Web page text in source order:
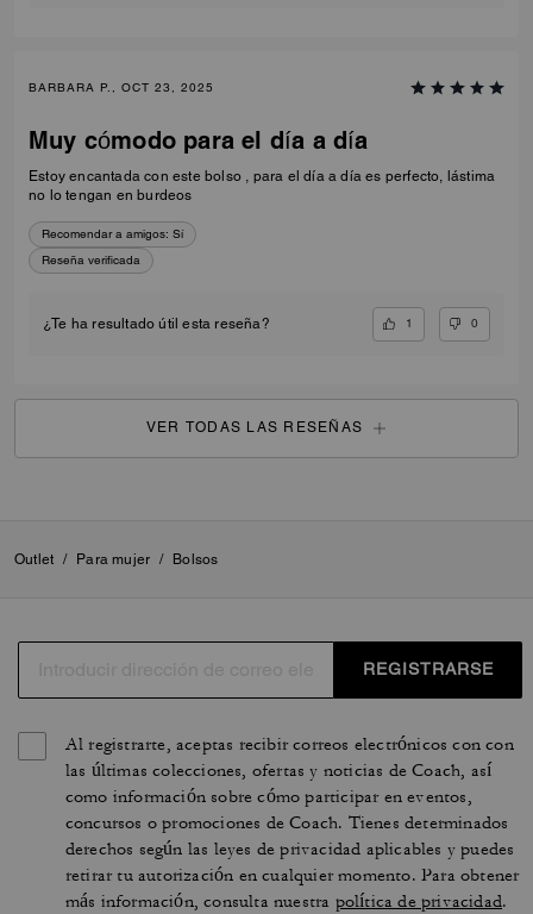
BARBARA P., OCT 23, 2025
Muy cómodo para el día a día
Estoy encantada con este bolso , para el día a día es perfecto, lástima
no lo tengan en burdeos
Recomendar a amigos: Sí
Reseña verificada
¿Te ha resultado útil esta reseña? 1 0
VER TODAS LAS RESEÑAS
Outlet / Para mujer / Bolsos
REGISTRARSE
Al registrarte, aceptas recibir correos electrónicos con con
las últimas colecciones, ofertas y noticias de Coach, así
como información sobre cómo participar en eventos,
concursos o promociones de Coach. Tienes determinados
derechos según las leyes de privacidad aplicables y puedes
retirar tu autorización en cualquier momento. Para obtener
más información, consulta nuestra política de privacidad.